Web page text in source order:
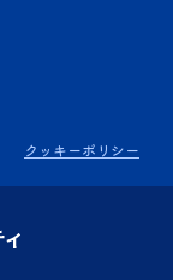
クッキーポリシー